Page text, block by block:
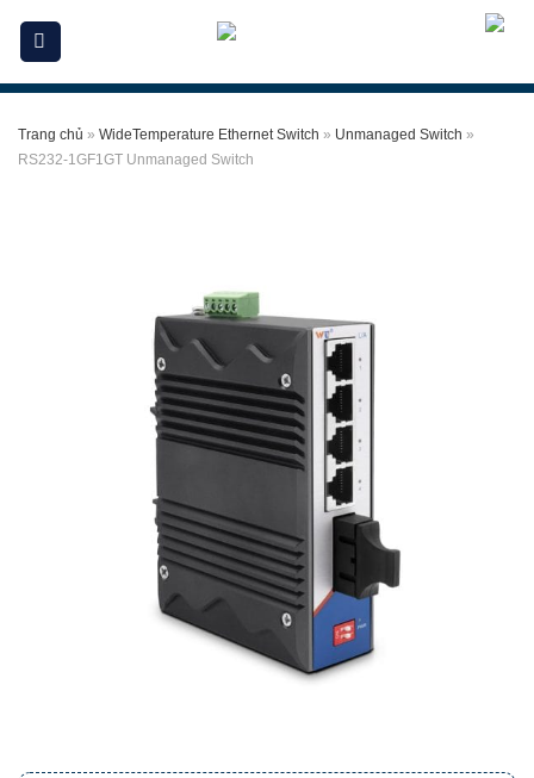
Skip
content
Trang chủ » WideTemperature Ethernet Switch » Unmanaged Switch »
RS232-1GF1GT Unmanaged Switch